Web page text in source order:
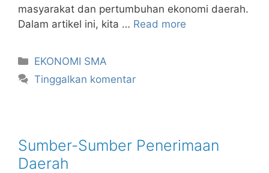
masyarakat dan pertumbuhan ekonomi daerah.
Dalam artikel ini, kita … Read more
Kategori
EKONOMI SMA
Tinggalkan komentar
Sumber-Sumber Penerimaan
Daerah